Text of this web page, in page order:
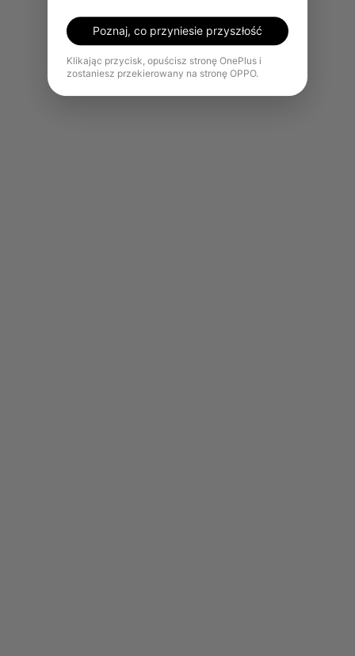
Poznaj, co przyniesie przyszłość
Klikając przycisk, opuścisz stronę OnePlus i
zostaniesz przekierowany na stronę OPPO.